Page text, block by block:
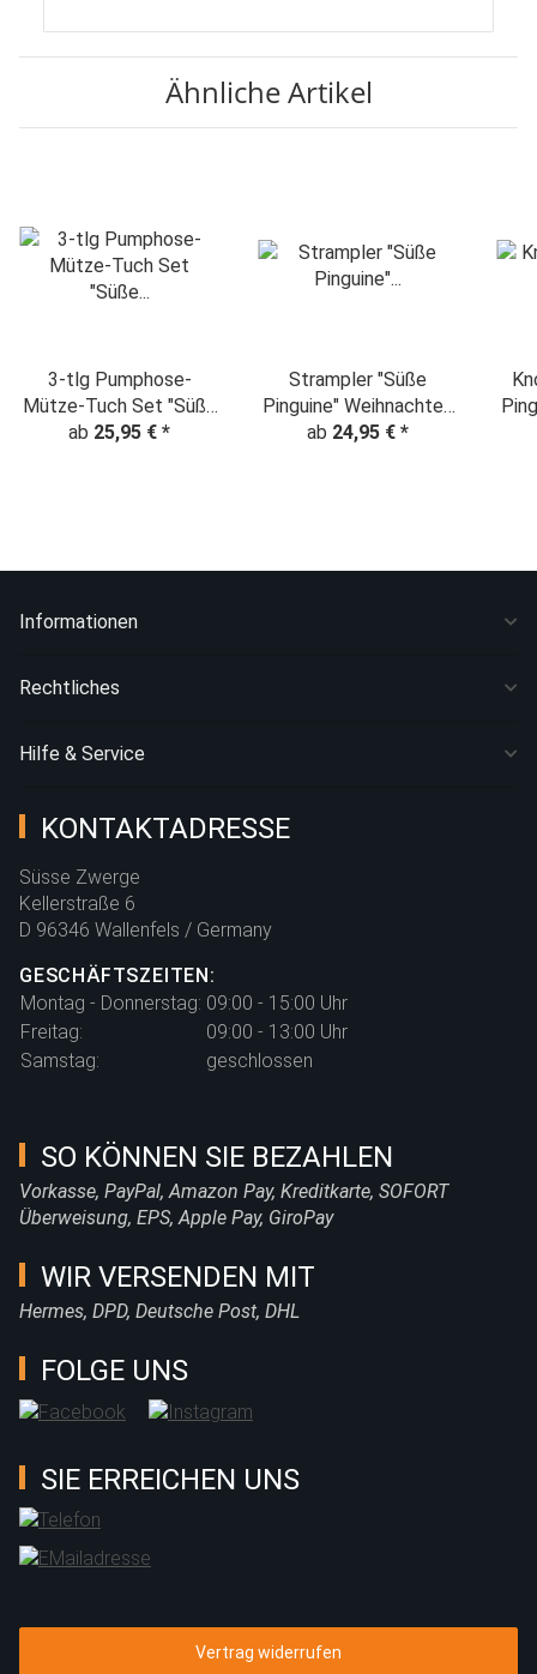
Ähnliche Artikel
3-tlg Pumphose-
Mütze-Tuch Set "Süße
Pinguine" Weihnachten
ab 25,95 € *
Strampler "Süße
Pinguine" Weihnachten
rot
ab 24,95 € *
Informationen
Rechtliches
Hilfe & Service
KONTAKTADRESSE
Süsse Zwerge
Kellerstraße 6
D 96346 Wallenfels / Germany
GESCHÄFTSZEITEN:
Montag - Donnerstag: 09:00 - 15:00 Uhr
Freitag:
09:00 - 13:00 Uhr
Samstag:
geschlossen
SO KÖNNEN SIE BEZAHLEN
Vorkasse, PayPal, Amazon Pay, Kreditkarte, SOFORT
Überweisung, EPS, Apple Pay, GiroPay
WIR VERSENDEN MIT
Hermes, DPD, Deutsche Post, DHL
FOLGE UNS
SIE ERREICHEN UNS
Vertrag widerrufen